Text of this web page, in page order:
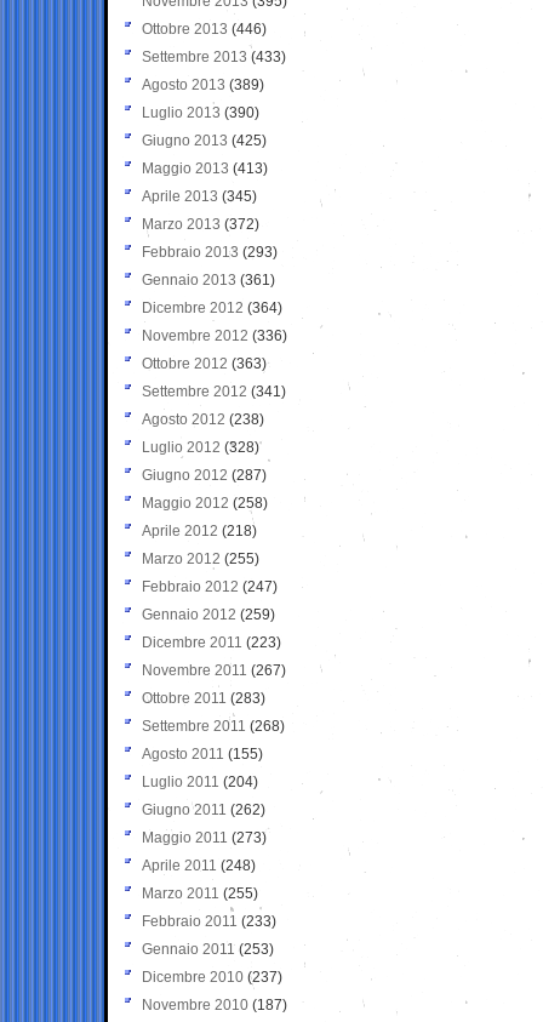
Ottobre 2013 (446)
Settembre 2013 (433)
Agosto 2013 (389)
Luglio 2013 (390)
Giugno 2013 (425)
Maggio 2013 (413)
Aprile 2013 (345)
Marzo 2013 (372)
Febbraio 2013 (293)
Gennaio 2013 (361)
Dicembre 2012 (364)
Novembre 2012 (336)
Ottobre 2012 (363)
Settembre 2012 (341)
Agosto 2012 (238)
Luglio 2012 (328)
Giugno 2012 (287)
Maggio 2012 (258)
Aprile 2012 (218)
Marzo 2012 (255)
Febbraio 2012 (247)
Gennaio 2012 (259)
Dicembre 2011 (223)
Novembre 2011 (267)
Ottobre 2011 (283)
Settembre 2011 (268)
Agosto 2011 (155)
Luglio 2011 (204)
Giugno 2011 (262)
Maggio 2011 (273)
Aprile 2011 (248)
Marzo 2011 (255)
Febbraio 2011 (233)
Gennaio 2011 (253)
Dicembre 2010 (237)
Novembre 2010 (187)